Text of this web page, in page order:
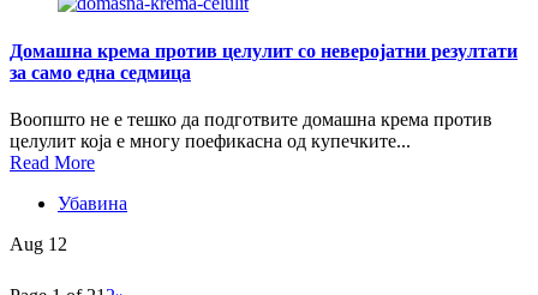
Домашна крема против целулит со неверојатни резултати
за само една седмица
Воопшто не е тешко да подготвите домашна крема против
целулит која е многу поефикасна од купечките...
Read More
Убавина
Aug 12